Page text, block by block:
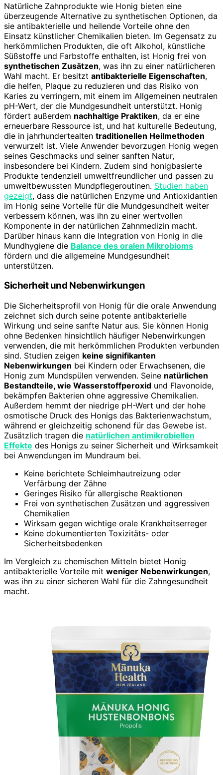
Natürliche Zahnprodukte wie Honig bieten eine
überzeugende Alternative zu synthetischen Optionen, da
sie antibakterielle und heilende Vorteile ohne den
Einsatz künstlicher Chemikalien bieten. Im Gegensatz zu
herkömmlichen Produkten, die oft Alkohol, künstliche
Süßstoffe und Farbstoffe enthalten, ist Honig frei von
synthetischen Zusätzen, was ihn zu einer natürlicheren
Wahl macht. Er besitzt antibakterielle Eigenschaften,
die helfen, Plaque zu reduzieren und das Risiko von
Karies zu verringern, mit einem im Allgemeinen neutralen
pH-Wert, der die Mundgesundheit unterstützt. Honig
fördert außerdem nachhaltige Praktiken, da er eine
erneuerbare Ressource ist, und hat kulturelle Bedeutung,
die in jahrhundertealten traditionellen Heilmethoden
verwurzelt ist. Viele Anwender bevorzugen Honig wegen
seines Geschmacks und seiner sanften Natur,
insbesondere bei Kindern. Zudem sind honigbasierte
Produkte tendenziell umweltfreundlicher und passen zu
umweltbewussten Mundpflegeroutinen. Studien haben
gezeigt, dass die natürlichen Enzyme und Antioxidantien
im Honig seine Vorteile für die Mundgesundheit weiter
verbessern können, was ihn zu einer wertvollen
Komponente in der natürlichen Zahnmedizin macht.
Darüber hinaus kann die Integration von Honig in die
Mundhygiene die Balance des oralen Mikrobioms
fördern und die allgemeine Mundgesundheit
unterstützen.
Sicherheit und Nebenwirkungen
Die Sicherheitsprofil von Honig für die orale Anwendung
zeichnet sich durch seine potente antibakterielle
Wirkung und seine sanfte Natur aus. Sie können Honig
ohne Bedenken hinsichtlich häufiger Nebenwirkungen
verwenden, die mit herkömmlichen Produkten verbunden
sind. Studien zeigen keine signifikanten
Nebenwirkungen bei Kindern oder Erwachsenen, die
Honig zum Mundspülen verwenden. Seine natürlichen
Bestandteile, wie Wasserstoffperoxid und Flavonoide,
bekämpfen Bakterien ohne aggressive Chemikalien.
Außerdem hemmt der niedrige pH-Wert und der hohe
osmotische Druck des Honigs das Bakterienwachstum,
während er gleichzeitig schonend für das Gewebe ist.
Zusätzlich tragen die natürlichen antimikrobiellen
Effekte des Honigs zu seiner Sicherheit und Wirksamkeit
bei Anwendungen im Mundraum bei.
Keine berichtete Schleimhautreizung oder
Verfärbung der Zähne
Geringes Risiko für allergische Reaktionen
Frei von synthetischen Zusätzen und aggressiven
Chemikalien
Wirksam gegen wichtige orale Krankheitserreger
Keine dokumentierten Toxizitäts- oder
Sicherheitsbedenken
Im Vergleich zu chemischen Mitteln bietet Honig
antibakterielle Vorteile mit weniger Nebenwirkungen,
was ihn zu einer sicheren Wahl für die Zahngesundheit
macht.